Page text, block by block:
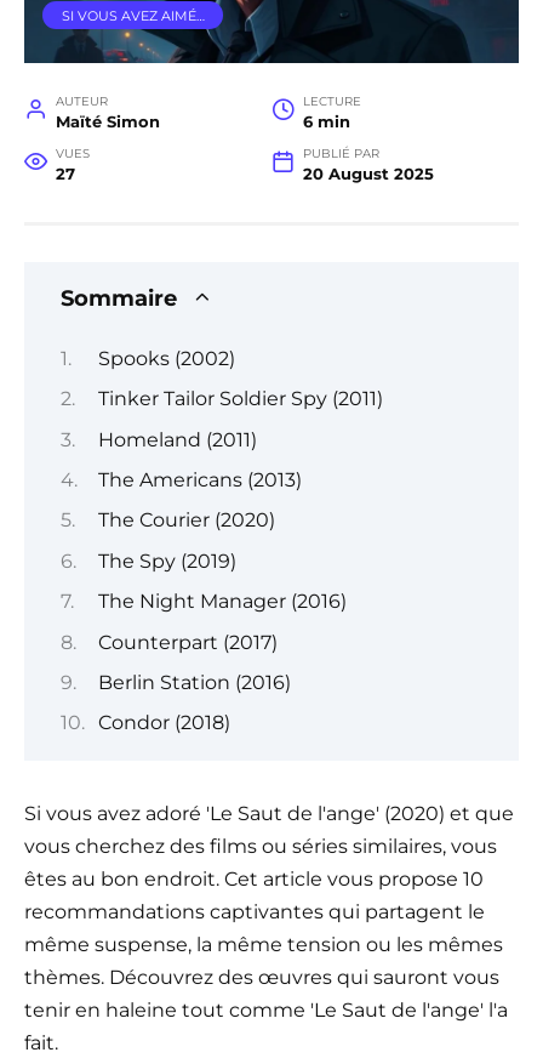
SI VOUS AVEZ AIMÉ…
AUTEUR
Maïté Simon
LECTURE
6 min
VUES
27
PUBLIÉ PAR
20 August 2025
Sommaire
Spooks (2002)
Tinker Tailor Soldier Spy (2011)
Homeland (2011)
The Americans (2013)
The Courier (2020)
The Spy (2019)
The Night Manager (2016)
Counterpart (2017)
Berlin Station (2016)
Condor (2018)
Si vous avez adoré 'Le Saut de l'ange' (2020) et que
vous cherchez des films ou séries similaires, vous
êtes au bon endroit. Cet article vous propose 10
recommandations captivantes qui partagent le
même suspense, la même tension ou les mêmes
thèmes. Découvrez des œuvres qui sauront vous
tenir en haleine tout comme 'Le Saut de l'ange' l'a
fait.